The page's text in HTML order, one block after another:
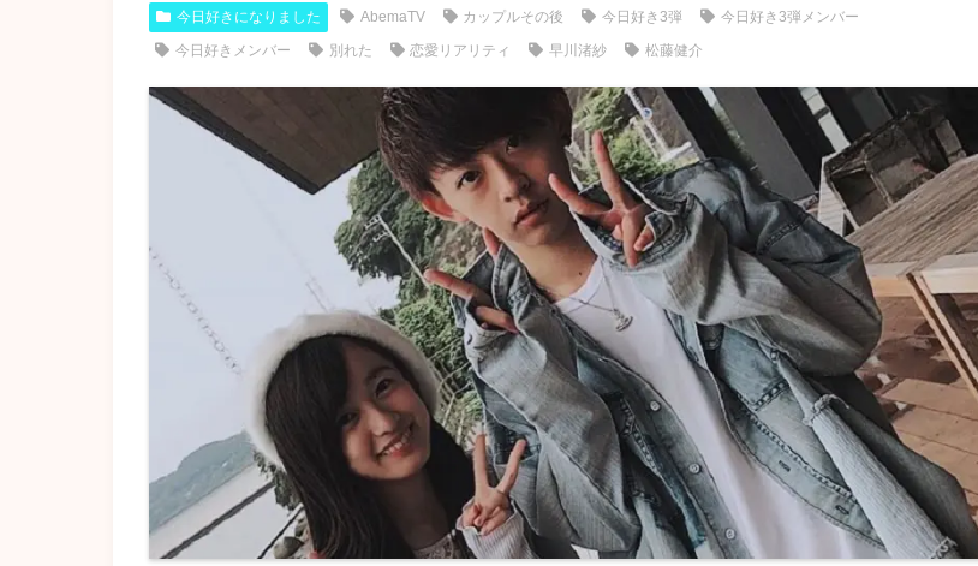
今日好きになりました AbemaTV カップルその後 今日好き3弾
今日好き3弾メンバー
今日好きメンバー
別れた 恋愛リアリティ 早川渚紗 松藤健介